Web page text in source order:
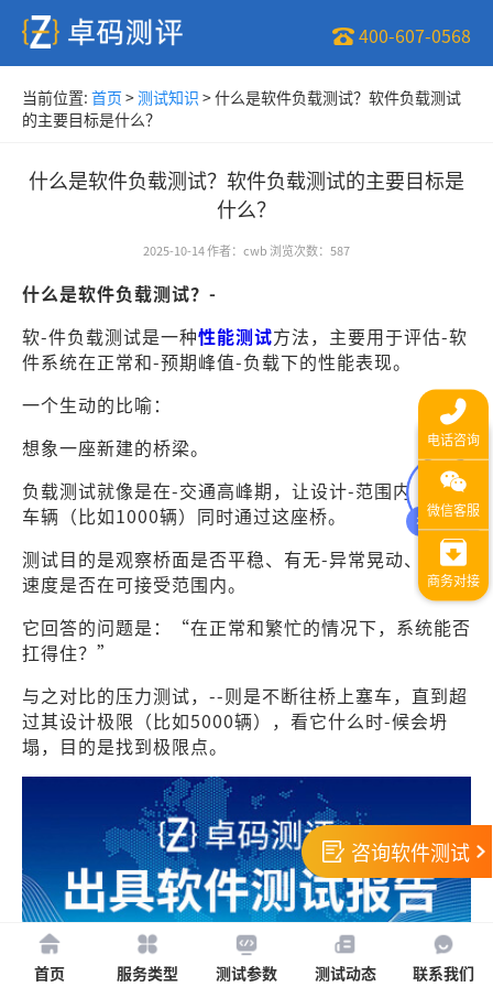
400-607-0568
当前位置: 首页 >测试知识 >什么是软件负载测试？软件负载测试
的主要目标是什么？
什么是软件负载测试？软件负载测试的主要目标是
什么？
2025-10-14作者： cwb 浏览次数： 587
什么是软件负载测试？-
软-件负载测试是一种性能测试方法，主要用于评估-软
件系统在正常和-预期峰值-负载下的性能表现。
一个生动的比喻：
想象一座新建的桥梁。
负载测试就像是在-交通高峰期，让设计-范围内数量的
车辆（比如1000辆）同时通过这座桥。
测试目的是观察桥面是否平稳、有无-异常晃动、通行
速度是否在可接受范围内。
它回答的问题是：“在正常和繁忙的情况下，系统能否
扛得住？”
与之对比的压力测试，--则是不断往桥上塞车，直到超
过其设计极限（比如5000辆），看它什么时-候会坍
塌，目的是找到极限点。
咨询软件测试
首页 服务类型 测试参数 测试动态 联系我们